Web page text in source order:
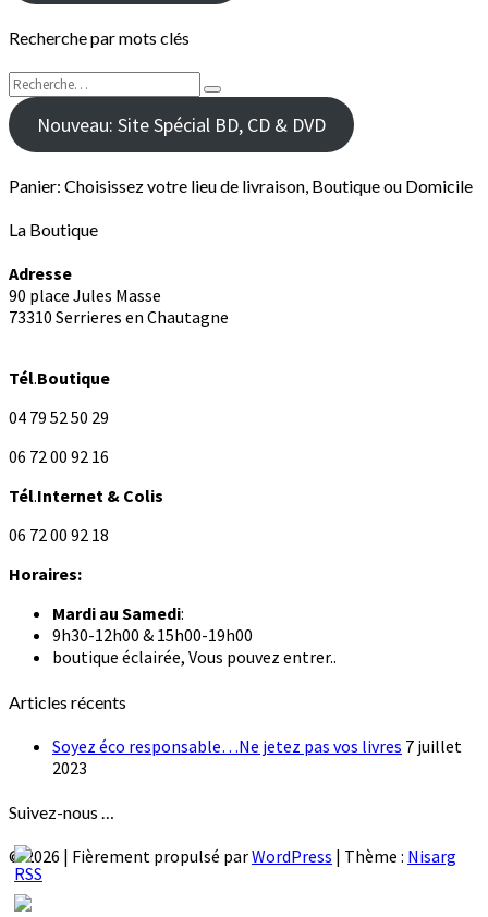
Recherche par mots clés
Rechercher :
Recherche
Nouveau: Site Spécial BD, CD & DVD
Panier: Choisissez votre lieu de livraison, Boutique ou Domicile
La Boutique
Adresse
90 place Jules Masse
73310 Serrieres en Chautagne
Tél.Boutique
04 79 52 50 29
06 72 00 92 16
Tél.Internet & Colis
06 72 00 92 18
Horaires:
Mardi au Samedi:
9h30-12h00 & 15h00-19h00
boutique éclairée, Vous pouvez entrer..
Articles récents
Soyez éco responsable…Ne jetez pas vos livres 7 juillet
2023
Suivez-nous …
© 2026 | Fièrement propulsé parWordPress | Thème : Nisarg